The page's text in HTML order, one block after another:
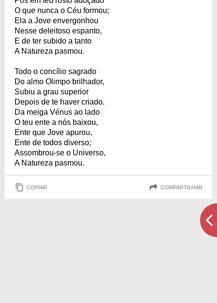
O que nunca o Céu formou;
Ela a Jove envergonhou
Nesse deleitoso espanto,
E de ter subido a tanto
A Natureza pasmou.
Todo o concílio sagrado
Do almo Olimpo brilhador,
Subiu a grau superior
Depois de te haver criado.
Da meiga Vénus ao lado
O teu ente a nós baixou,
Ente que Jove apurou,
Ente de todos diverso;
Assombrou-se o Universo,
A Natureza pasmou.
COPIAR COMPARTILHAR